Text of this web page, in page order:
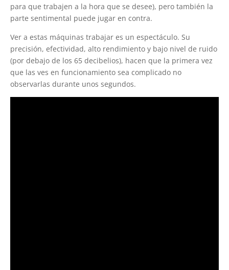
para que trabajen a la hora que se desee), pero también la
parte sentimental puede jugar en contra.
Ver a estas máquinas trabajar es un espectáculo. Su
precisión, efectividad, alto rendimiento y bajo nivel de ruido
(por debajo de los 65 decibelios), hacen que la primera vez
que las ves en funcionamiento sea complicado no
observarlas durante unos segundos.